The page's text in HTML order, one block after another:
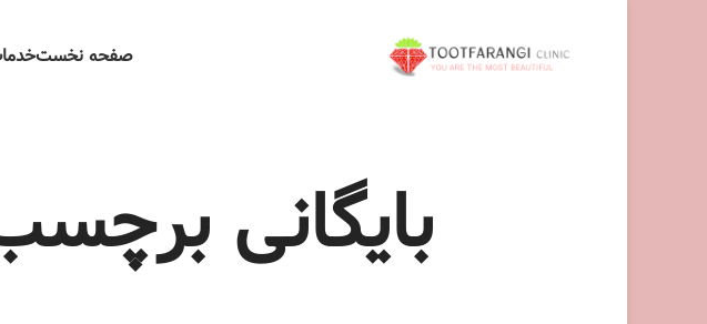
صفحه نخست
بایگانی